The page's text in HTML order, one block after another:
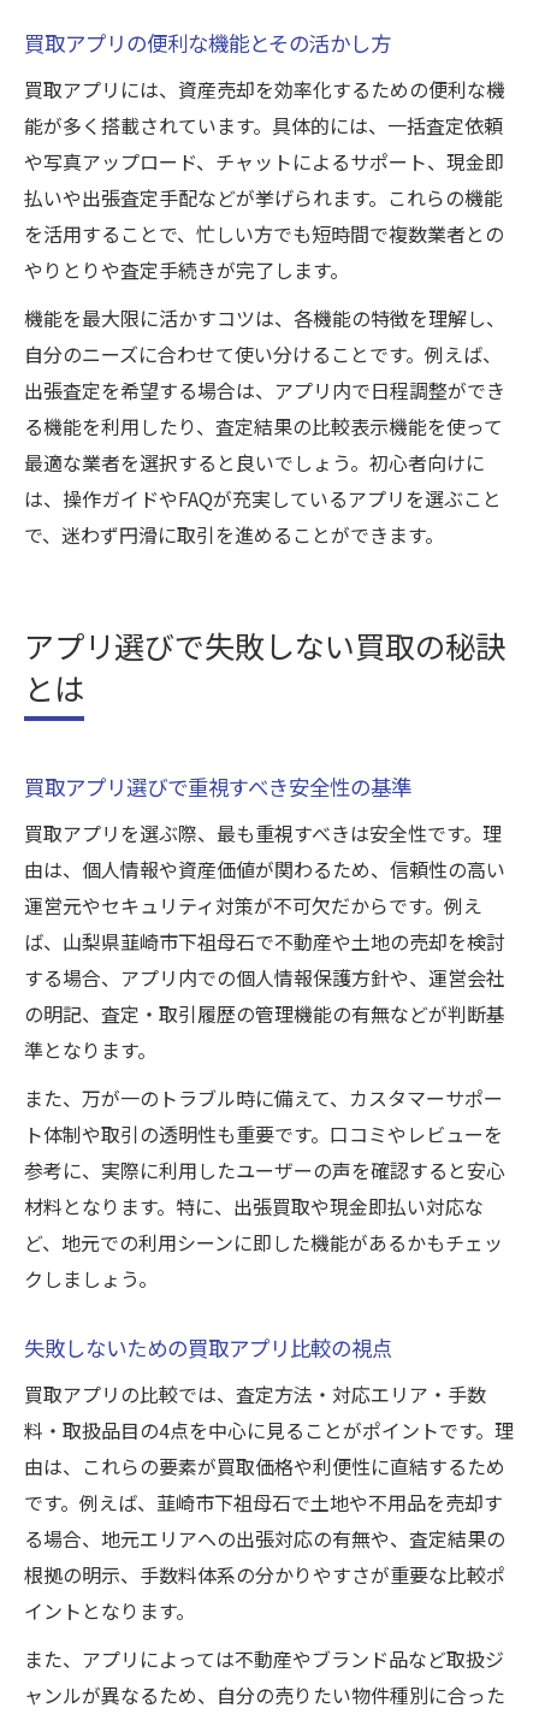
買取アプリの便利な機能とその活かし方
買取アプリには、資産売却を効率化するための便利な機
能が多く搭載されています。具体的には、一括査定依頼
や写真アップロード、チャットによるサポート、現金即
払いや出張査定手配などが挙げられます。これらの機能
を活用することで、忙しい方でも短時間で複数業者との
やりとりや査定手続きが完了します。
機能を最大限に活かすコツは、各機能の特徴を理解し、
自分のニーズに合わせて使い分けることです。例えば、
出張査定を希望する場合は、アプリ内で日程調整ができ
る機能を利用したり、査定結果の比較表示機能を使って
最適な業者を選択すると良いでしょう。初心者向けに
は、操作ガイドやFAQが充実しているアプリを選ぶこと
で、迷わず円滑に取引を進めることができます。
アプリ選びで失敗しない買取の秘訣
とは
買取アプリ選びで重視すべき安全性の基準
買取アプリを選ぶ際、最も重視すべきは安全性です。理
由は、個人情報や資産価値が関わるため、信頼性の高い
運営元やセキュリティ対策が不可欠だからです。例え
ば、山梨県韮崎市下祖母石で不動産や土地の売却を検討
する場合、アプリ内での個人情報保護方針や、運営会社
の明記、査定・取引履歴の管理機能の有無などが判断基
準となります。
また、万が一のトラブル時に備えて、カスタマーサポー
ト体制や取引の透明性も重要です。口コミやレビューを
参考に、実際に利用したユーザーの声を確認すると安心
材料となります。特に、出張買取や現金即払い対応な
ど、地元での利用シーンに即した機能があるかもチェッ
クしましょう。
失敗しないための買取アプリ比較の視点
買取アプリの比較では、査定方法・対応エリア・手数
料・取扱品目の4点を中心に見ることがポイントです。理
由は、これらの要素が買取価格や利便性に直結するため
です。例えば、韮崎市下祖母石で土地や不用品を売却す
る場合、地元エリアへの出張対応の有無や、査定結果の
根拠の明示、手数料体系の分かりやすさが重要な比較ポ
イントとなります。
また、アプリによっては不動産やブランド品など取扱ジ
ャンルが異なるため、自分の売りたい物件種別に合った